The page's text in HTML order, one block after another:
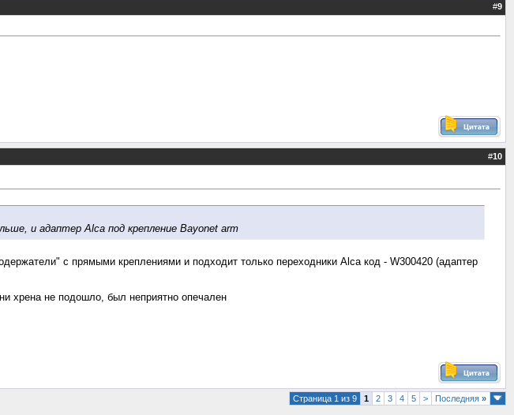
#9
#10
и адаптер Alca под крепление Bayonet arm
с прямыми креплениями и подходит только переходники Alca код - W300420 (адаптер
хрена не подошло, был неприятно опечален
Страница 1 из 9 1 2 3 4 5 > Последняя »